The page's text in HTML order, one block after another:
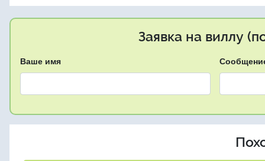
Заявка на виллу
Ваше имя